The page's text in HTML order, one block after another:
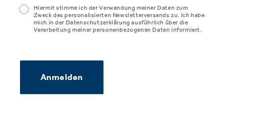
Hiermit stimme ich der Verwendung meiner Daten zum
Zweck des personalisierten Newsletterversands zu. Ich habe
mich in der Datenschutzerklärung ausführlich über die
Verarbeitung meiner personenbezogenen Daten informiert.
Anmelden